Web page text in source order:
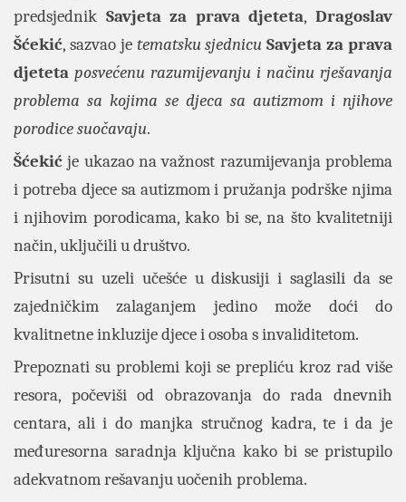
predsjednik Savjeta za prava djeteta,Dragoslav
Šćekić, sazvao je tematsku sjednicu Savjeta za prava
djeteta posvećenu razumijevanju i načinu rješavanja
problema sa kojima se djeca sa autizmom i njihove
porodice suočavaju.
Šćekić je ukazao na važnost razumijevanja problema
i potreba djece sa autizmom i pružanja podrške njima
i njihovim porodicama, kako bi se, na što kvalitetniji
način, uključili u društvo.
Prisutni su uzeli učešće u diskusiji i saglasili da se
zajedničkim zalaganjem jedino može doći do
kvalitnetne inkluzije djece i osoba s invaliditetom.
Prepoznati su problemi koji se prepliću kroz rad više
resora, počeviši od obrazovanja do rada dnevnih
centara, ali i do manjka stručnog kadra, te i da je
međuresorna saradnja ključna kako bi se pristupilo
adekvatnom rešavanju uočenih problema.